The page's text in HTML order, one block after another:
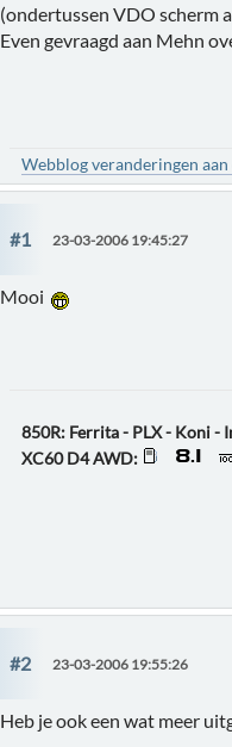
(ondertussen VDO scherm
Even gevraagd aan Mehn
Webblog veranderingen aan
#1 23-03-2006 19:45:27
Mooi
850R: Ferrita - PLX - Koni
XC60 D4 AWD:
#2 23-03-2006 19:55:26
Heb je ook een wat meer